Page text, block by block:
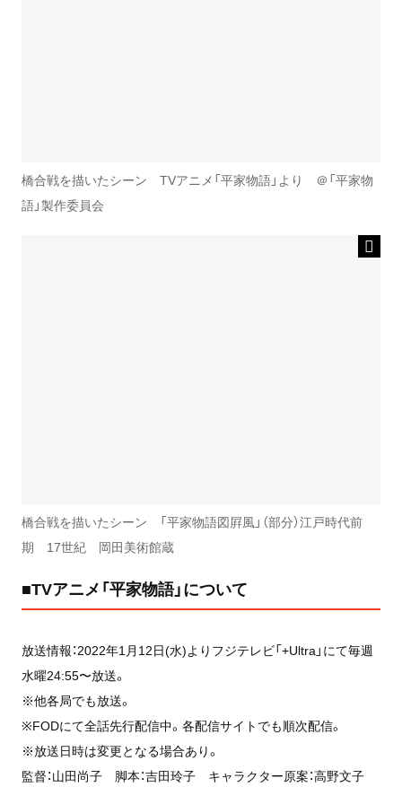
橋合戦を描いたシーン TVアニメ「平家物語」より ＠「平家物
語」製作委員会
橋合戦を描いたシーン 「平家物語図屛風」（部分）江戸時代前
期 17世紀 岡田美術館蔵
■TVアニメ「平家物語」について
放送情報：2022年1月12日(水)よりフジテレビ「+Ultra」にて毎週
水曜24:55〜放送。
※他各局でも放送。
※FODにて全話先行配信中。各配信サイトでも順次配信。
※放送日時は変更となる場合あり。
監督：山田尚子 脚本：吉田玲子 キャラクター原案：高野文子